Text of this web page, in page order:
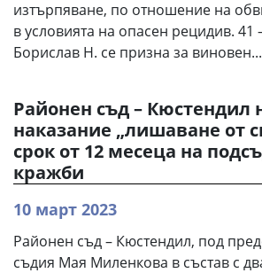
изтърпяване, по отношение на
в условията на опасен рецидив. 41
Борислав Н. се призна за виновен...
Районен съд – Кюстендил
наказание „лишаване от
срок от 12 месеца на
кражби
10 март 2023
Районен съд – Кюстендил, под
съдия Мая Миленкова в състав с